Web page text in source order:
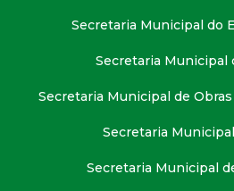
Secretaria Municipal do
Secretaria Municipal
Secretaria Municipal de
Secretaria
Secretaria Municipal